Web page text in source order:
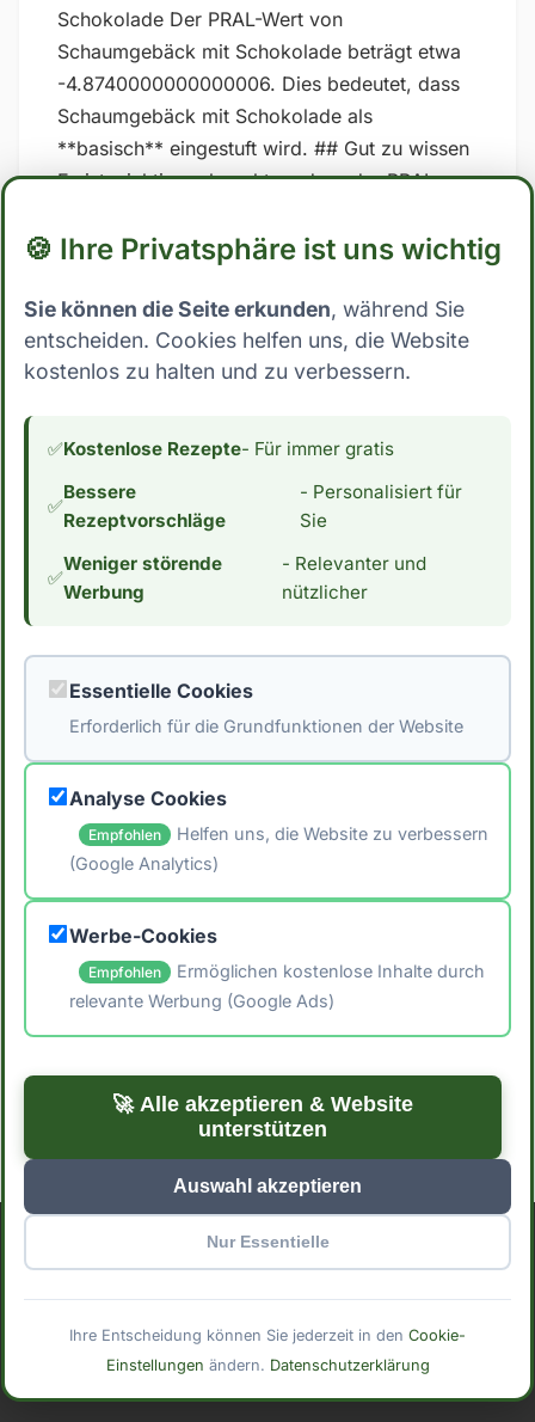
Schokolade Der PRAL-Wert von
Schaumgebäck mit Schokolade beträgt etwa
-4.8740000000000006. Dies bedeutet, dass
Schaumgebäck mit Schokolade als
**basisch** eingestuft wird. ## Gut zu wissen
Es ist wichtig zu beachten, dass der PRAL-
Ergebnisse stark variieren können, je
Nährstoffe in den Berechnungen verwendet
werden. Zudem kann auch die Art und Weise,
wie der Körper auf Lebensmittel reagiert, von
daher am besten, sich auf eine ausgewogene
konzentrieren und nicht ausschließlich auf
diese Formeln zu verlassen. *Hinweis: Die
Daten stammen aus der [Schweizer
Nährwertdatenbank]
Fehler wird keine Haftung übernommen. Ziehe
immer verschiedene Quellen heran und
konsultiere einen Arzt oder Ernährungsberater.
um individuelle Empfehlungen zu erhalten.*
🖨️ Artikel drucken
← Zurück zum Blog
Zu den Rezepten →
ImpressumDatenschutzerklärungCookie-Einstellungen
© 2025 Mindful Meals. Mit
erstellt für bewusste
Ernährung.
🍪 Ihre Privatsphäre ist uns wichtig
Sie können die Seite erkunden, während Sie
entscheiden. Cookies helfen uns, die Website
kostenlos zu halten und zu verbessern.
✅Kostenlose Rezepte- Für immer gratis
✅
Bessere
Rezeptvorschläge
- Personalisiert für
Sie
✅
Weniger störende
Werbung
- Relevanter und
nützlicher
Essentielle Cookies
Erforderlich für die Grundfunktionen der Website
Analyse Cookies
Empfohlen
Helfen uns, die Website zu verbessern
(Google Analytics)
Werbe-Cookies
Empfohlen
Ermöglichen kostenlose Inhalte durch
relevante Werbung (Google Ads)
🚀 Alle akzeptieren & Website
unterstützen
Auswahl akzeptieren
Nur Essentielle
Ihre Entscheidung können Sie jederzeit in den Cookie-
Einstellungen ändern. Datenschutzerklärung